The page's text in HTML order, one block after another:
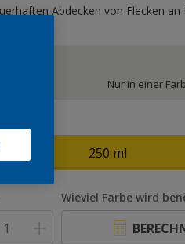
Abdecken von Flecken an
Nur in einer
250 ml
Wieviel Farbe wird